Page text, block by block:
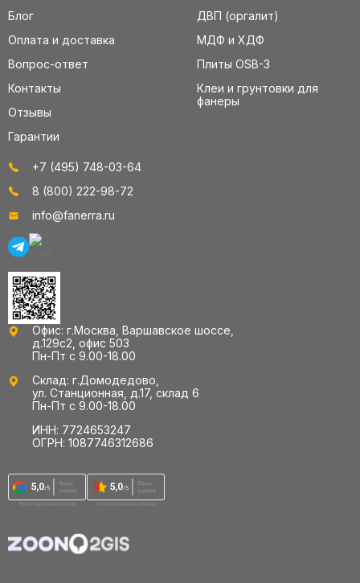
Блог
Оплата и доставка
Вопрос-ответ
Контакты
Отзывы
Гарантии
ДВП (оргалит)
МДФ и ХДФ
Плиты OSB-3
Клеи и грунтовки для
фанеры
+7 (495) 748-03-64
8 (800) 222-98-72
info@fanerra.ru
Офис: г.Москва, Варшавское шоссе,
д.129с2, офис 503
Пн-Пт с 9.00-18.00
Склад: г.Домодедово,
ул. Станционная, д.17, склад 6
Пн-Пт с 9.00-18.00
ИНН: 7724653247
ОГРН: 1087746312686